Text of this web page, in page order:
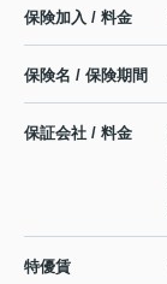
保険加入 / 料金
保険名 / 保険期間
保証会社 / 料金
特優賃